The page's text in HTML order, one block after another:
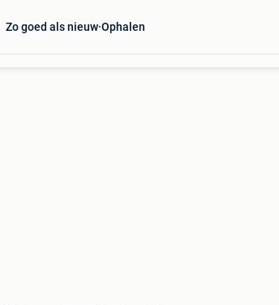
Zo goed als nieuw Ophalen